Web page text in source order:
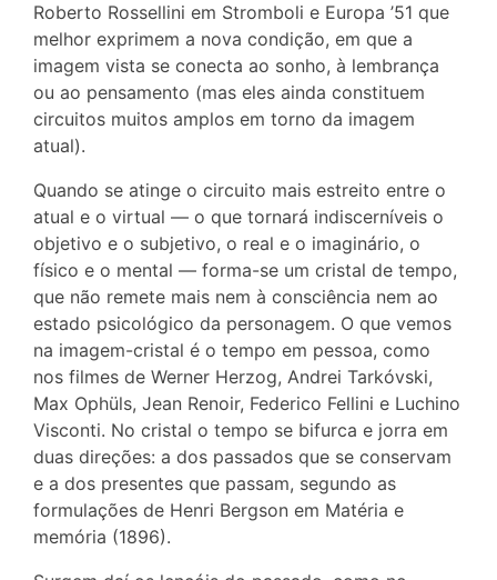
Roberto Rossellini em Stromboli e Europa ’51 que
melhor exprimem a nova condição, em que a
imagem vista se conecta ao sonho, à lembrança
ou ao pensamento (mas eles ainda constituem
circuitos muitos amplos em torno da imagem
atual).
Quando se atinge o circuito mais estreito entre o
atual e o virtual — o que tornará indiscerníveis o
objetivo e o subjetivo, o real e o imaginário, o
físico e o mental — forma-se um cristal de tempo,
que não remete mais nem à consciência nem ao
estado psicológico da personagem. O que vemos
na imagem-cristal é o tempo em pessoa, como
nos filmes de Werner Herzog, Andrei Tarkóvski,
Max Ophüls, Jean Renoir, Federico Fellini e Luchino
Visconti. No cristal o tempo se bifurca e jorra em
duas direções: a dos passados que se conservam
e a dos presentes que passam, segundo as
formulações de Henri Bergson em Matéria e
memória (1896).